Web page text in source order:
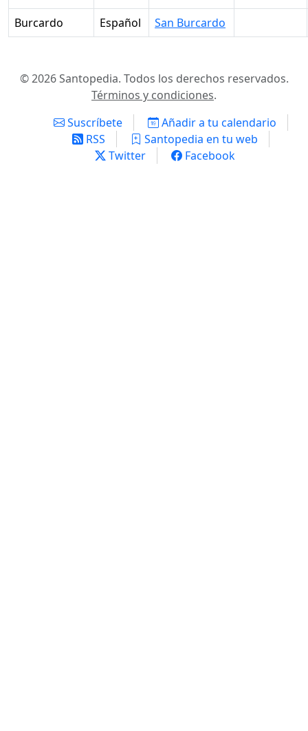
Burcardo
Español San Burcardo
© 2026 Santopedia. Todos los derechos reservados.
Términos y condiciones.
Suscríbete
Añadir a tu calendario
RSS
Santopedia en tu web
Twitter
Facebook